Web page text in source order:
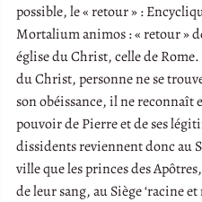
possible, le « retour » :
Mortalium animos : « retour »
église du Christ, celle de
du Christ, personne ne se
son obéissance, il ne reconnaît
pouvoir de Pierre et de ses
dissidents reviennent donc au
ville que les princes des
de leur sang, au Siège ‘racine